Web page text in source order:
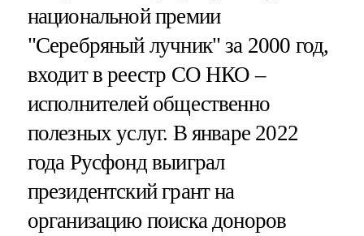
национальной премии
"Серебряный лучник" за 2000 год,
входит в реестр СО НКО –
исполнителей общественно
полезных услуг. В январе 2022
года Русфонд выиграл
президентский грант на
организацию поиска доноров